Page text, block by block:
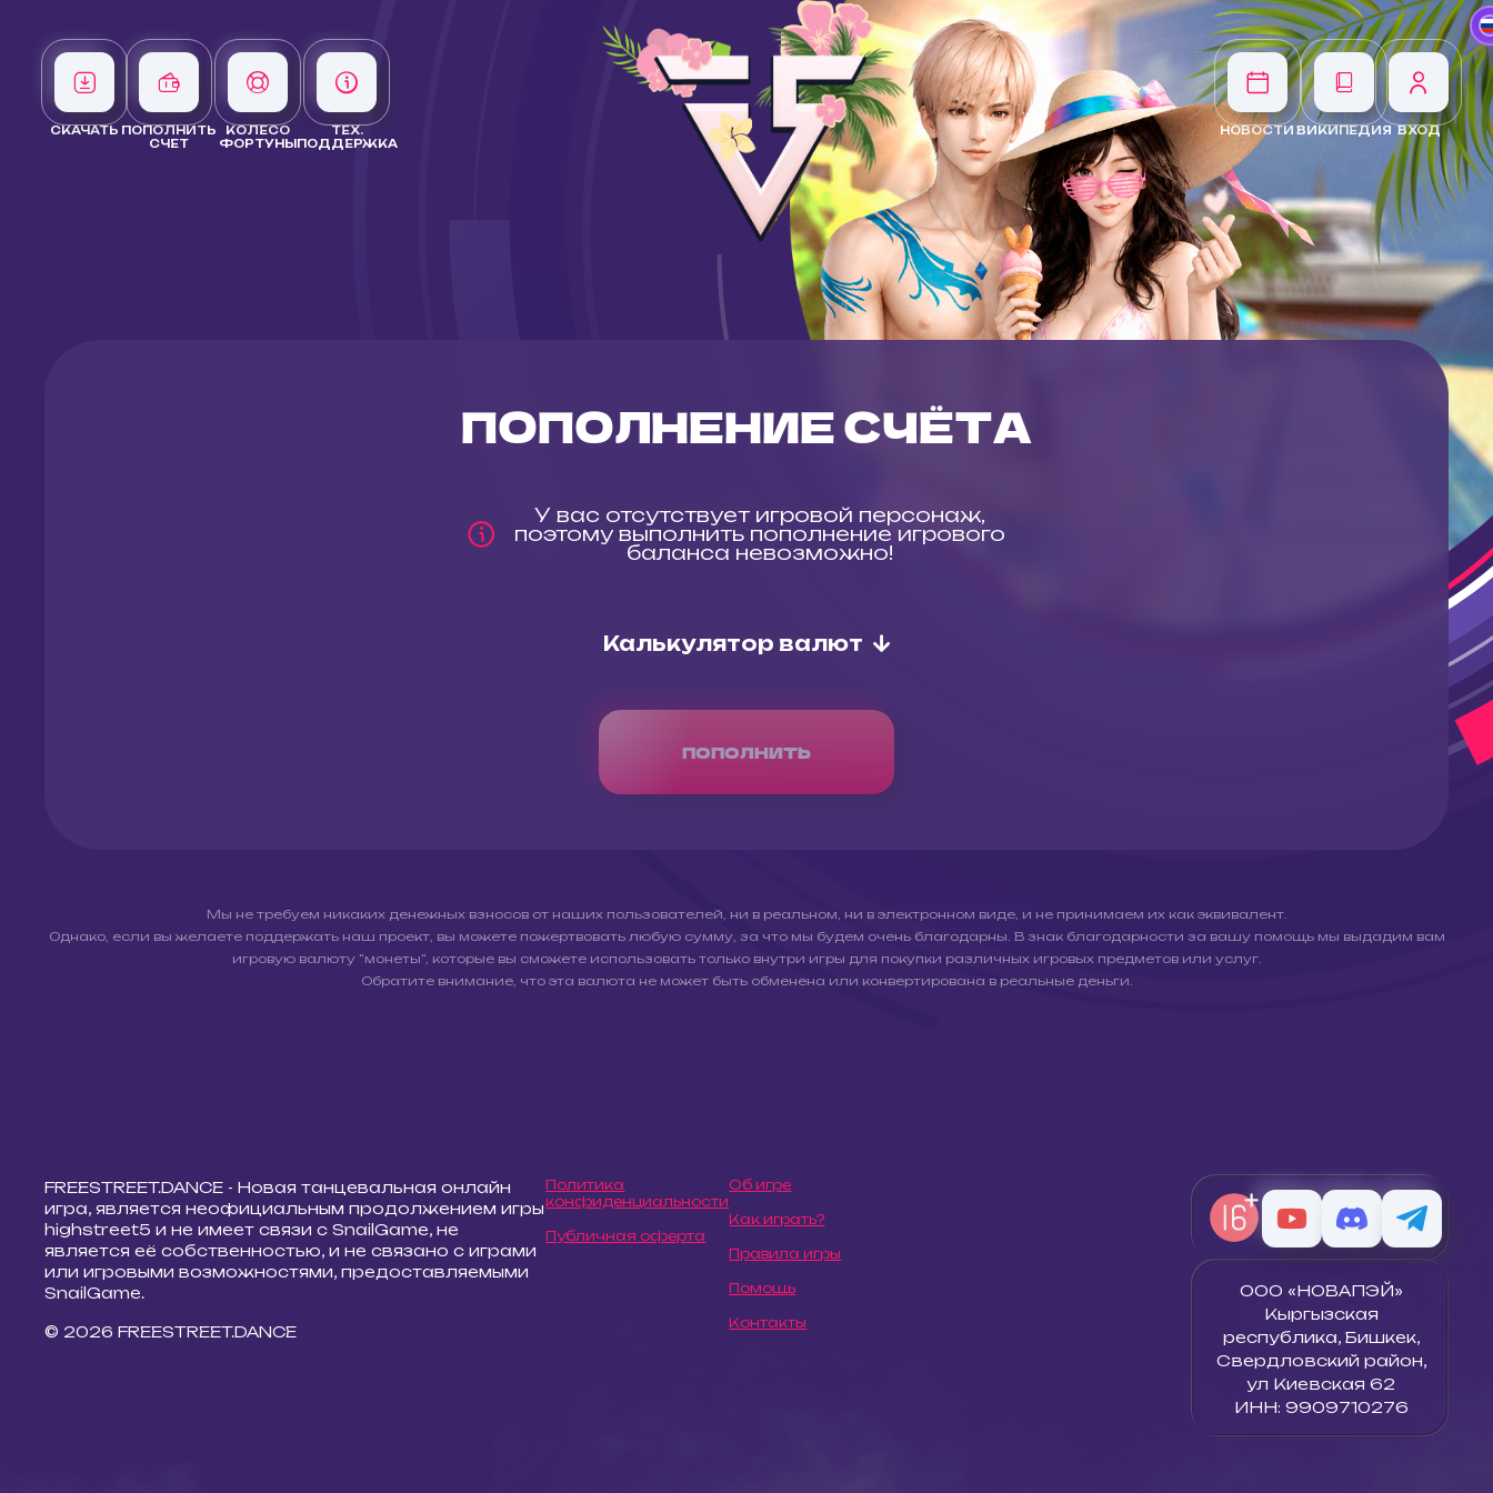
СКАЧАТЬ ПОПОЛНИТЬ
СЧЕТ
КОЛЕСО
ФОРТУНЫ
ТЕХ.
ПОДДЕРЖКА
НОВОСТИ ВИКИПЕДИЯ ВХОД
ПОПОЛНЕНИЕ СЧЁТА
У вас отсутствует игровой персонаж,
поэтому выполнить пополнение игрового
баланса невозможно!
Калькулятор валют
ПОПОЛНИТЬ
Мы не требуем никаких денежных взносов от наших пользователей, ни в реальном, ни в электронном виде, и не принимаем их как эквивалент.
Однако, если вы желаете поддержать наш проект, вы можете пожертвовать любую сумму, за что мы будем очень благодарны. В знак благодарности за вашу помощь мы выдадим вам
игровую валюту "монеты", которые вы сможете использовать только внутри игры для покупки различных игровых предметов или услуг.
Обратите внимание, что эта валюта не может быть обменена или конвертирована в реальные деньги.
FREESTREET.DANCE - Новая танцевальная онлайн
игра, является неофициальным продолжением игры
highstreet5 и не имеет связи с SnailGame, не
является её собственностью, и не связано с играми
или игровыми возможностями, предоставляемыми
SnailGame.
© 2026 FREESTREET.DANCE
Политика
конфиденциальности
Публичная оферта
Об игре
Как играть?
Правила игры
Помощь
Контакты
ООО «НОВАПЭЙ»
Кыргызская
республика, Бишкек,
Свердловский район,
ул Киевская 62
ИНН: 9909710276